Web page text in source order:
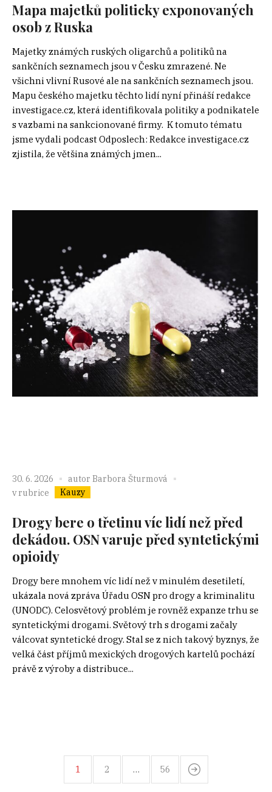
Mapa majetků politicky exponovaných
osob z Ruska
Majetky známých ruských oligarchů a politiků na
sankčních seznamech jsou v Česku zmrazené. Ne
všichni vlivní Rusové ale na sankčních seznamech jsou.
Mapu českého majetku těchto lidí nyní přináší redakce
investigace.cz, která identifikovala politiky a podnikatele
s vazbami na sankcionované firmy. K tomuto tématu
jsme vydali podcast Odposlech: Redakce investigace.cz
zjistila, že většina známých jmen...
30. 6. 2026 autor Barbora Šturmová
v rubrice
Kauzy
Drogy bere o třetinu víc lidí než před
dekádou. OSN varuje před syntetickými
opioidy
Drogy bere mnohem víc lidí než v minulém desetiletí,
ukázala nová zpráva Úřadu OSN pro drogy a kriminalitu
(UNODC). Celosvětový problém je rovněž expanze trhu se
syntetickými drogami. Světový trh s drogami začaly
válcovat syntetické drogy. Stal se z nich takový byznys, že
velká část příjmů mexických drogových kartelů pochází
právě z výroby a distribuce...
1 2 … 56